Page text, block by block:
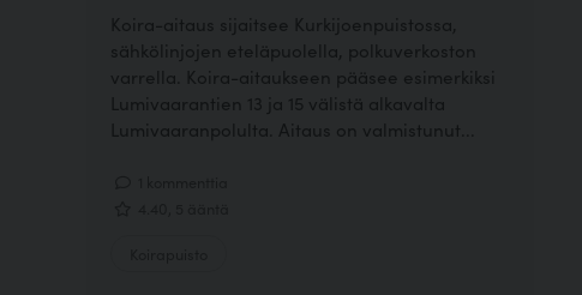
Koira-aitaus sijaitsee Kurkijoenpuistossa,
sähkölinjojen eteläpuolella, polkuverkoston
varrella. Koira-aitaukseen pääsee esimerkiksi
Lumivaarantien 13 ja 15 välistä alkavalta
Lumivaaranpolulta. Aitaus on valmistunut...